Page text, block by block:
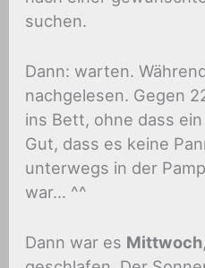
suchen.
Dann: warten.
nachgelesen. Gegen
ins Bett, ohne dass
Gut, dass es keine
unterwegs in der
war… ^^
Dann war es Mittwoch